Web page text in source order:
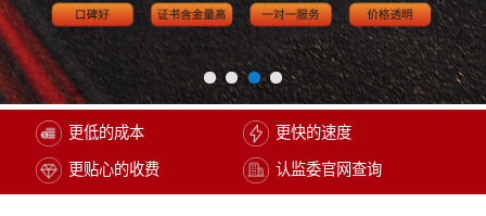
更低的成本 更快的速度
更贴心的收费 认监委官网查询